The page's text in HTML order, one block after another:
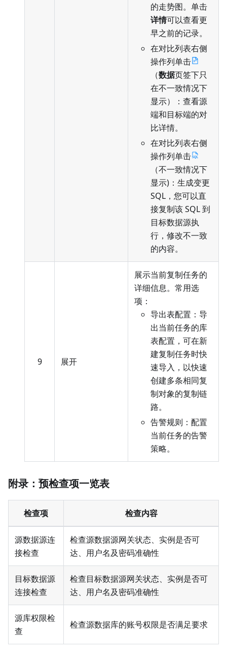
的走势图。单击
详情可以查看更
早之前的记录。
在对比列表右侧
操作列单击
（数据页签下只
在不一致情况下
显示）：查看源
端和目标端的对
比详情。
在对比列表右侧
操作列单击
（不一致情况下
显示)：生成变更
SQL，您可以直
接复制该 SQL 到
目标数据源执
行，修改不一致
的内容。
9 展开
展示当前复制任务的
详细信息。常用选
项：
导出表配置：导
出当前任务的库
表配置，可在新
建复制任务时快
速导入，以快速
创建多条相同复
制对象的复制链
路。
告警规则：配置
当前任务的告警
策略。
附录：预检查项一览表
检查项 检查内容
源数据源连
接检查
检查源数据源网关状态、实例是否可
达、用户名及密码准确性
目标数据源
连接检查
检查目标数据源网关状态、实例是否可
达、用户名及密码准确性
源库权限检
查
检查源数据库的账号权限是否满足要求